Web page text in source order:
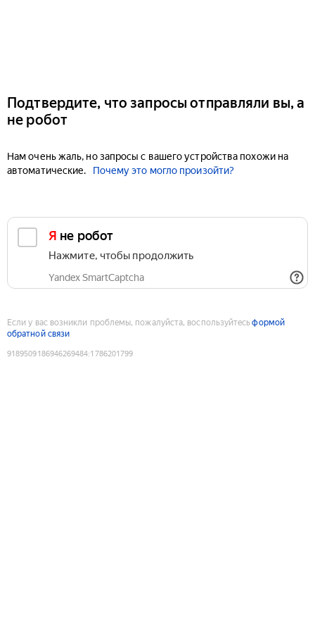
Подтвердите, что запросы отправляли вы, а
не робот
Нам очень жаль, но запросы с вашего устройства похожи на
автоматические.
Почему это могло произойти?
Я не робот
Нажмите, чтобы продолжить
Yandex SmartCaptcha
Если у вас возникли проблемы, пожалуйста, воспользуйтесьформой
обратной связи
9189509186946269484:1786201799